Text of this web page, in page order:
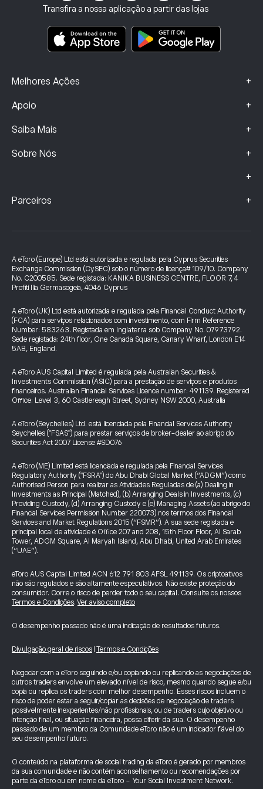
Transfira a nossa aplicação a partir das lojas
Melhores Ações +
Apoio +
Saiba Mais +
Sobre Nós +
+
Principais documentos informativos
Dados sobre Queixas (Clientes FCA)
Parceiros +
Seguros de Investimento
A eToro (Europe) Ltd está autorizada e regulada pela Cyprus Securities
Exchange Commission (CySEC) sob o número de licença# 109/10. Company
No. C200585. Sede registada: KANIKA BUSINESS CENTRE, FLOOR 7, 4
Profiti Ilia Germasogeia, 4046 Cyprus
A eToro (UK) Ltd está autorizada e regulada pela Financial Conduct Authority
(FCA) para serviços relacionados com investimento, com Firm Reference
Number: 583263. Registada em Inglaterra sob Company No. 07973792.
Sede registada: 24th floor, One Canada Square, Canary Wharf, London E14
5AB, England.
A eToro AUS Capital Limited é regulada pela Australian Securities &
Investments Commission (ASIC) para a prestação de serviços e produtos
financeiros. Australian Financial Services Licence number: 491139. Registered
Office: Level 3, 60 Castlereagh Street, Sydney NSW 2000, Australia
A eToro (Seychelles) Ltd. está licenciada pela Financial Services Authority
Seychelles ("FSAS") para prestar serviços de broker-dealer ao abrigo do
Securities Act 2007 License #SD076
A eToro (ME) Limited está licenciada e regulada pela Financial Services
Regulatory Authority ("FSRA") do Abu Dhabi Global Market (“ADGM”) como
Authorised Person para realizar as Atividades Reguladas de (a) Dealing in
Investments as Principal (Matched), (b) Arranging Deals in Investments, (c)
Providing Custody, (d) Arranging Custody e (e) Managing Assets (ao abrigo do
Financial Services Permission Number 220073) nos termos dos Financial
Services and Market Regulations 2015 (“FSMR”). A sua sede registada e
principal local de atividade é Office 207 and 208, 15th Floor Floor, Al Sarab
Tower, ADGM Square, Al Maryah Island, Abu Dhabi, United Arab Emirates
(“UAE”).
eToro AUS Capital Limited ACN 612 791 803 AFSL 491139. Os criptoativos
não são regulados e são altamente especulativos. Não existe proteção do
consumidor. Corre o risco de perder todo o seu capital. Consulte os nossos
Termos e Condições.Ver aviso completo
O desempenho passado não é uma indicação de resultados futuros.
Divulgação geral de riscos Termos e Condições
Negociar com a eToro seguindo e/ou copiando ou replicando as negociações de
outros traders envolve um elevado nível de risco, mesmo quando segue e/ou
copia ou replica os traders com melhor desempenho. Esses riscos incluem o
risco de poder estar a seguir/copiar as decisões de negociação de traders
possivelmente inexperientes/não profissionais, ou de traders cujo objetivo ou
intenção final, ou situação financeira, possa diferir da sua. O desempenho
passado de um membro da Comunidade eToro não é um indicador fiável do
seu desempenho futuro.
O conteúdo na plataforma de social trading da eToro é gerado por membros
da sua comunidade e não contém aconselhamento ou recomendações por
parte da eToro ou em nome da eToro - Your Social Investment Network.